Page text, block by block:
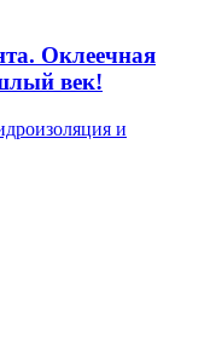
Оклеечная
век!
и